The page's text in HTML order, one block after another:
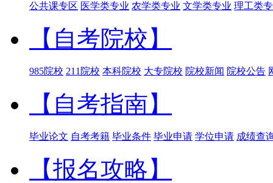
公共课专区 医学类专业 农学类专业 文学类专业 理工类
【自考院校】
985院校 211院校 本科院校 大专院校 院校新闻 院校公告
【自考指南】
毕业论文 自考考籍 毕业条件 毕业申请 学位申请 成绩查
【报名攻略】